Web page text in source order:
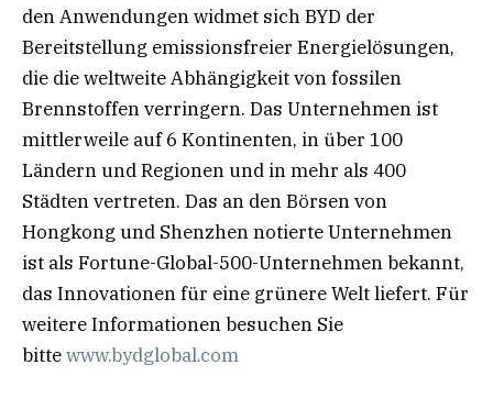
den Anwendungen widmet sich BYD der
Bereitstellung emissionsfreier Energielösungen,
die die weltweite Abhängigkeit von fossilen
Brennstoffen verringern. Das Unternehmen ist
mittlerweile auf 6 Kontinenten, in über 100
Ländern und Regionen und in mehr als 400
Städten vertreten. Das an den Börsen von
Hongkong und Shenzhen notierte Unternehmen
ist als Fortune-Global-500-Unternehmen bekannt,
das Innovationen für eine grünere Welt liefert. Für
weitere Informationen besuchen Sie
bittewww.bydglobal.com